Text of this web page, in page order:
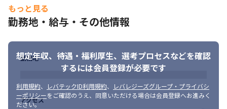
もっと見る
勤務地・給与・その他情報
想定年収、待遇・福利厚生、 選考プロセスなどを確認
するには会員登録が必要です
利用規約、 レバテックID利用規約、
レバレジーズグループ・プライバシ
ーポリシーをご確認のうえ、同意いただける場合は会員登録へお進みく
ださい。
勤務地
アクセス